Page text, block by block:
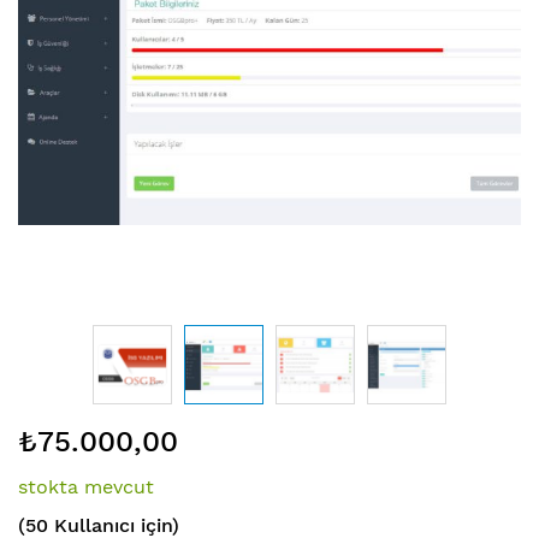
galerisinin
git
₺75.000,00
stokta mevcut
(50 Kullanıcı için)